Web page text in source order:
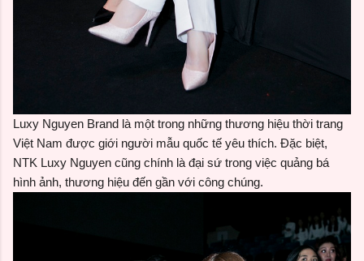
Luxy Nguyen Brand là một trong những thương hiệu thời trang
Việt Nam được giới người mẫu quốc tế yêu thích. Đặc biệt,
NTK Luxy Nguyen cũng chính là đại sứ trong việc quảng bá
hình ảnh, thương hiệu đến gần với công chúng.